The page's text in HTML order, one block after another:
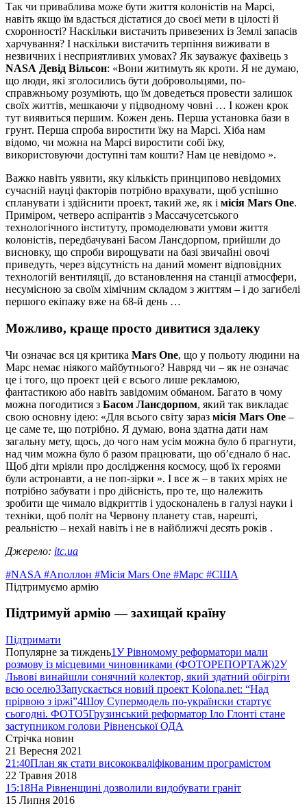
Так чи приваблива може бути життя колоністів на Марсі,
навіть якщо їм вдасться дістатися до своєї мети в цілості й
схоронності? Наскільки вистачить привезених із Землі запасів
харчування? І наскільки вистачить терпіння виживати в
незвичних і несприятливих умовах? Як зауважує фахівець з
NASA Девід Вільсон: «Вони житимуть як кроти. Я не думаю,
що люди, які зголосились бути добровольцями, по-
справжньому розуміють, що їм доведеться провести залишок
своїх життів, мешкаючи у підводному човні … І кожен крок
тут виявиться першим. Кожен день. Перша установка бази в
грунт. Перша спроба виростити їжу на Марсі. Хіба нам
відомо, чи можна на Марсі виростити собі їжу,
використовуючи доступні там кошти? Нам це невідомо ».
Важко навіть уявити, яку кількість принципово невідомих
сучасній науці факторів потрібно врахувати, щоб успішно
спланувати і здійснити проект, такий же, як і місія Mars One.
Приміром, четверо аспірантів з Массачусетського
технологічного інституту, промоделювати умови життя
колоністів, передбачувані Басом Лансдорпом, прийшли до
висновку, що спроби вирощувати на базі звичайні овочі
приведуть, через відсутність на даний момент відповідних
технологій вентиляції, до встановлення на станції атмосфери,
несумісною за своїм хімічним складом з життям – і до загибелі
першого екіпажу вже на 68-й день …
Можливо, краще просто дивитися здалеку
Чи означає вся ця критика Mars One, що у польоту людини на
Марс немає ніякого майбутнього? Навряд чи – як не означає
це і того, що проект цей є всього лише рекламою,
фантастикою або навіть завідомим обманом. Багато в чому
можна погодитися з Басом Лансдорпом, який так викладає
свою основну ідею: «Для всього світу зараз місія Mars One –
це саме те, що потрібно. Я думаю, вона здатна дати нам
загальну мету, щось, до чого нам усім можна було б прагнути,
над чим можна було б разом працювати, що об’єднало б нас.
Щоб діти мріяли про дослідження космосу, щоб їх героями
були астронавти, а не поп-зірки ». І все ж – в таких мріях не
потрібно забувати і про дійсність, про те, що належить
зробити ще чимало відкриттів і удосконалень в галузі науки і
техніки, щоб політ на Червону планету став, нарешті,
реальністю – нехай навіть і не в найближчі десять років .
Джерело: itc.ua
#NASA #Аполлон #Місія Mars One #Марс #США
Підтримуємо армію
Підтримуй армію — захищай країну
Підтримати
Популярне за тиждень1У Рівномому реформатори мали
розмову із місцевими чиновниками (ФОТОРЕПОРТАЖ)2У
Львові винайшли сонячний колектор, який здатний обігріти
всю оселю3Запускається новий проект Kolona.net: “Над
прірвою з іржі”4Шоу Супермодель по-українски стартує
сьогодні. ФОТО5Грузинський реформатор Іло Глонті стане
заступником голови Рівненської ОДА
Стрічка новин
21 Вересня 2021
21:40План як стати висококваліфікованим програмістом
22 Травня 2018
15:18На Рівненщині дозволили видобувати граніт
15 Липня 2016